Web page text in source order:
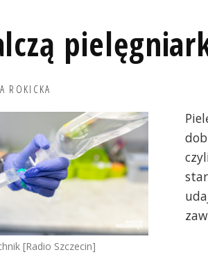
ROKICKA
[Radio Szczecin]